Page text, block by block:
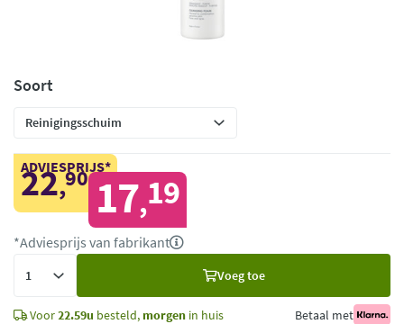
Soort
ADVIESPRIJS*
22,90 17,19
*Adviesprijs van fabrikant
Voeg toe
Voor22.59u besteld, morgen in huis Betaal met